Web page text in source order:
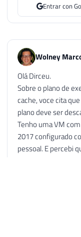
Entrar con
Wolney
Olá Dirceu.
Sobre o plano de
cache, voce cita
plano deve ser
Tenho uma VM
2017 configurado
pessoal. E percebi